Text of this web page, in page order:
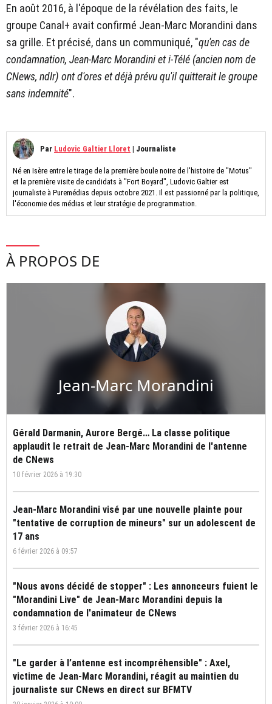
En août 2016, à l'époque de la révélation des faits, le
groupe Canal+ avait confirmé Jean-Marc Morandini dans
sa grille. Et précisé, dans un communiqué, "qu'en cas de
condamnation, Jean-Marc Morandini et i-Télé (ancien nom de
CNews, ndlr) ont d'ores et déjà prévu qu'il quitterait le groupe
sans indemnité".
Par Ludovic Galtier Lloret | Journaliste
Né en Isère entre le tirage de la première boule noire de l'histoire de "Motus"
et la première visite de candidats à "Fort Boyard", Ludovic Galtier est
journaliste à Puremédias depuis octobre 2021. Il est passionné par la politique,
l'économie des médias et leur stratégie de programmation.
À PROPOS DE
Jean-Marc Morandini
Gérald Darmanin, Aurore Bergé… La classe politique
applaudit le retrait de Jean-Marc Morandini de l'antenne
de CNews
10 février 2026 à 19:30
Jean-Marc Morandini visé par une nouvelle plainte pour
"tentative de corruption de mineurs" sur un adolescent de
17 ans
6 février 2026 à 09:57
"Nous avons décidé de stopper" : Les annonceurs fuient le
"Morandini Live" de Jean-Marc Morandini depuis la
condamnation de l'animateur de CNews
3 février 2026 à 16:45
"Le garder à l’antenne est incompréhensible" : Axel,
victime de Jean-Marc Morandini, réagit au maintien du
journaliste sur CNews en direct sur BFMTV